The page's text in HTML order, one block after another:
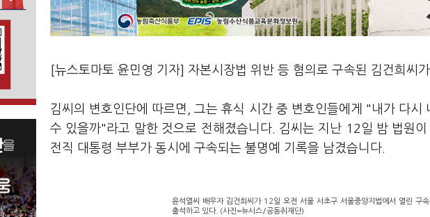
[뉴스토마토 윤민영 기자] 자본시장법 위반 등 혐의로 구속된 김건희씨
김씨의 변호인단에 따르면, 그는 휴식 시간 중 변호인들에게 "내가 다
수 있을까"라고 말한 것으로 전해졌습니다. 김씨는 지난 12일 밤 법원
전직 대통령 부부가 동시에 구속되는 불명예 기록을 남겼습니다.
윤석열씨 배우자 김건희씨가 12일 오전 서울 서초구 서울중앙지법에서 열린 구
출석하고 있다. (사진=뉴시스/공동취재단)